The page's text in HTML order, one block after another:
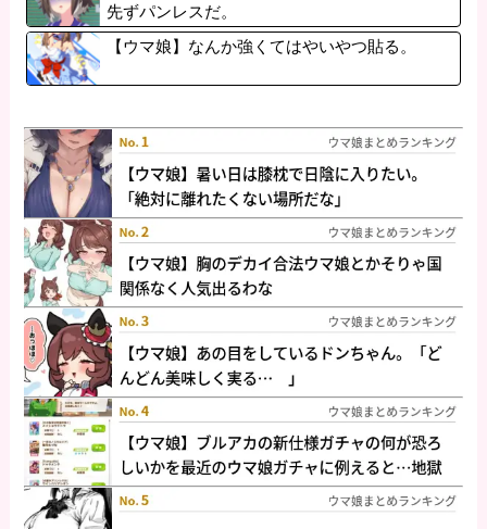
先ずパンレスだ。
【ウマ娘】なんか強くてはやいやつ貼る。